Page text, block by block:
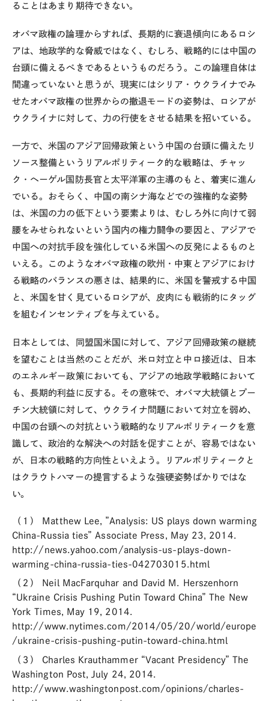
ることはあまり期待できない。
オバマ政権の論理からすれば、長期的に衰退傾向にあるロシ
アは、地政学的な脅威ではなく、むしろ、戦略的には中国の
台頭に備えるべきであるというものだろう。この論理自体は
間違っていないと思うが、現実にはシリア・ウクライナでみ
せたオバマ政権の世界からの撤退モードの姿勢は、ロシアが
ウクライナに対して、力の行使をさせる結果を招いている。
一方で、米国のアジア回帰政策という中国の台頭に備えたリ
ソース整備というリアルポリティーク的な戦略は、チャッ
ク・ヘーゲル国防長官と太平洋軍の主導のもと、着実に進ん
でいる。おそらく、中国の南シナ海などでの強権的な姿勢
は、米国の力の低下という要素よりは、むしろ外に向けて弱
腰をみせられないという国内の権力闘争の要因と、アジアで
中国への対抗手段を強化している米国への反発によるものと
いえる。このようなオバマ政権の欧州・中東とアジアにおけ
る戦略のバランスの悪さは、結果的に、米国を警戒する中国
と、米国を甘く見ているロシアが、皮肉にも戦術的にタッグ
を組むインセンティブを与えている。
日本としては、同盟国米国に対して、アジア回帰政策の継続
を望むことは当然のことだが、米ロ対立と中ロ接近は、日本
のエネルギー政策においても、アジアの地政学戦略において
も、長期的利益に反する。その意味で、オバマ大統領とプー
チン大統領に対して、ウクライナ問題において対立を弱め、
中国の台頭への対抗という戦略的なリアルポリティークを意
識して、政治的な解決への対話を促すことが、容易ではない
が、日本の戦略的方向性といえよう。リアルポリティークと
はクラウトハマーの提言するような強硬姿勢ばかりではな
い。
（１） Matthew Lee, ”Analysis: US plays down warming
China-Russia ties” Associate Press, May 23, 2014.
http://news.yahoo.com/analysis-us-plays-down-
warming-china-russia-ties-042703015.html
（２） Neil MacFarquhar and David M. Herszenhorn
“Ukraine Crisis Pushing Putin Toward China” The New
York Times, May 19, 2014.
http://www.nytimes.com/2014/05/20/world/europe
/ukraine-crisis-pushing-putin-toward-china.html
（３） Charles Krauthammer “Vacant Presidency” The
Washington Post, July 24, 2014.
http://www.washingtonpost.com/opinions/charles-